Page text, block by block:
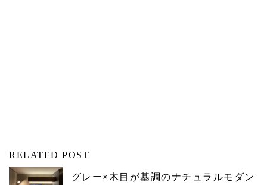
RELATED POST
グレー×木目が基調のナチュラルモダン